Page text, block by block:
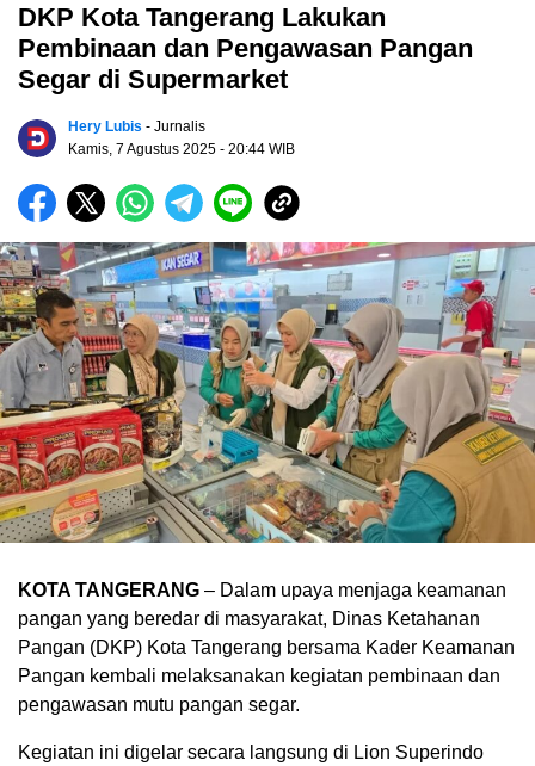
DKP Kota Tangerang Lakukan
Pembinaan dan Pengawasan Pangan
Segar di Supermarket
Hery Lubis - Jurnalis
Kamis, 7 Agustus 2025 - 20:44 WIB
KOTA TANGERANG – Dalam upaya menjaga keamanan
pangan yang beredar di masyarakat, Dinas Ketahanan
Pangan (DKP) Kota Tangerang bersama Kader Keamanan
Pangan kembali melaksanakan kegiatan pembinaan dan
pengawasan mutu pangan segar.
Kegiatan ini digelar secara langsung di Lion Superindo